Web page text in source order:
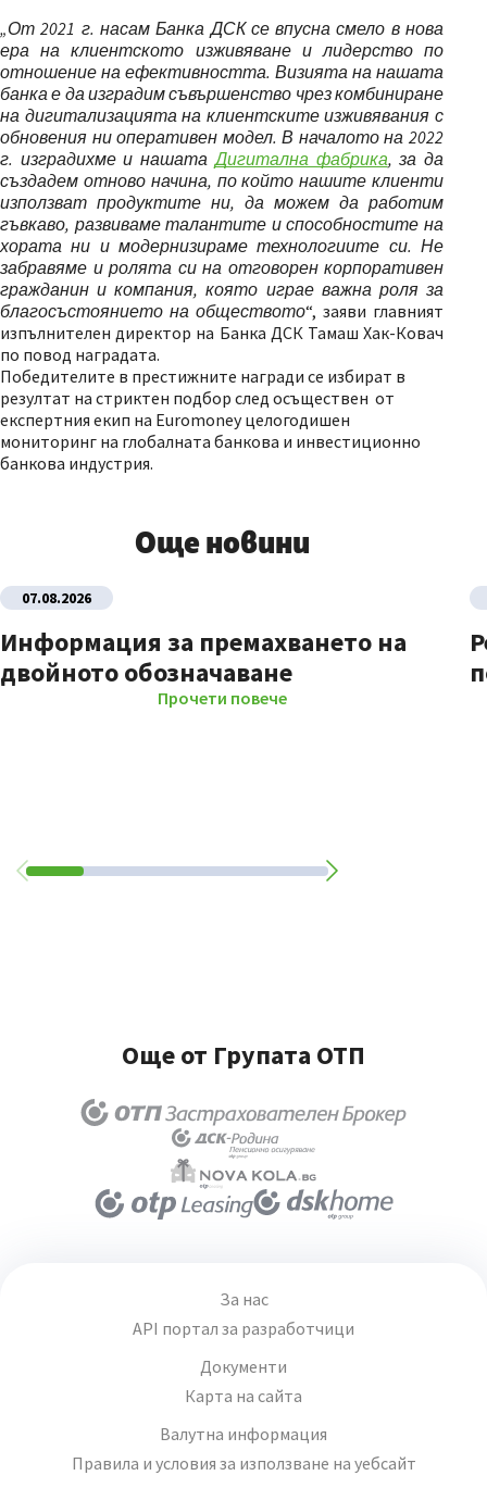
„От 2021 г. насам Банка ДСК се впусна смело в нова
ера на клиентското изживяване и лидерство по
отношение на ефективността. Визията на нашата
банка е да изградим съвършенство чрез комбиниране
на дигитализацията на клиентските изживявания с
обновения ни оперативен модел. В началото на 2022
г. изградихме и нашатаДигитална фабрика, за да
създадем отново начина, по който нашите клиенти
използват продуктите ни, да можем да работим
гъвкаво, развиваме талантите и способностите на
хората ни и модернизираме технологиите си. Не
забравяме и ролята си на отговорен корпоративен
гражданин и компания, която играе важна роля за
благосъстоянието на обществото“, заяви главният
изпълнителен директор на Банка ДСК Тамаш Хак-Ковач
по повод наградата.
Победителите в престижните награди се избират в
резултат на стриктен подбор след осъществен от
експертния екип на Euromoney целогодишен
мониторинг на глобалната банкова и инвестиционно
банкова индустрия.
Още новини
07.08.2026
Информация за премахването на
двойното обозначаване
Прочети повече
Още от Групата ОТП
За нас
API портал за разработчици
Документи
Карта на сайта
Валутна информация
Правила и условия за използване на уебсайт